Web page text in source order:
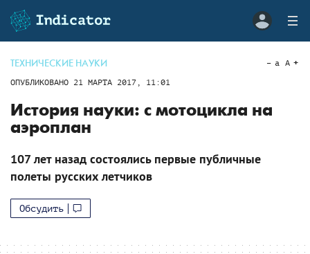
ТЕХНИЧЕСКИЕ НАУКИ
ОПУБЛИКОВАНО 21 МАРТА 2017, 11:01
a A
История науки: с мотоцикла на
аэроплан
107 лет назад состоялись первые публичные
полеты русских летчиков
Обсудить